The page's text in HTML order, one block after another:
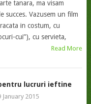
tanara, ma visam
succes. Vazusem un film
in costum, cu
cui”), cu servieta,
Read More
lucruri ieftine
January 2015